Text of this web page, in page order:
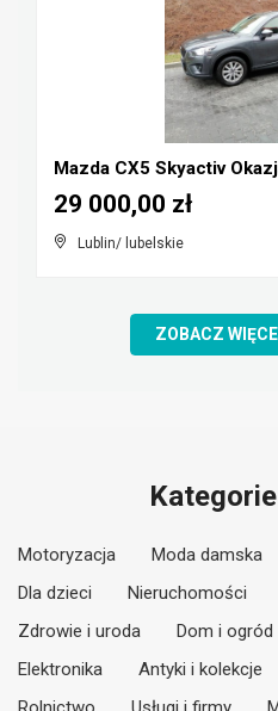
Mazda CX5 Skyactiv
Lublin/ lubelskie
29 000,00 zł
ZOBACZ
Motoryzacja Moda damska
Dla dzieci
Nieruchomości
Zdrowie i uroda
Dom i ogród
Elektronika
Antyki i kolekcje